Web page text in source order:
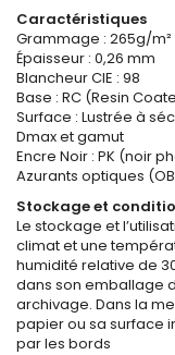
Caractéristiques
Grammage : 265g/m²
Épaisseur : 0,26 mm
Blancheur CIE : 98
Base : RC (Resin
Surface : Lustrée à
Dmax et gamut
Encre Noir : PK (noir
Azurants optiques
Stockage et
Le stockage et
climat et une
humidité relative de
dans son emballage
archivage. Dans la
papier ou sa surface
par les bords